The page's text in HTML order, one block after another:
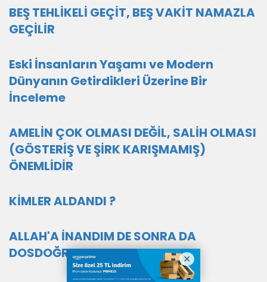
BEŞ TEHLİKELİ GEÇİT, BEŞ VAKİT NAMAZLA
GEÇİLİR
Eski İnsanların Yaşamı ve Modern
Dünyanın Getirdikleri Üzerine Bir
İnceleme
AMELİN ÇOK OLMASI DEĞİL, SALİH OLMASI
(GÖSTERİŞ VE ŞİRK KARIŞMAMIŞ)
ÖNEMLİDİR
KİMLER ALDANDI ?
ALLAH'A İNANDIM DE SONRA DA
DOSDOĞRU OL